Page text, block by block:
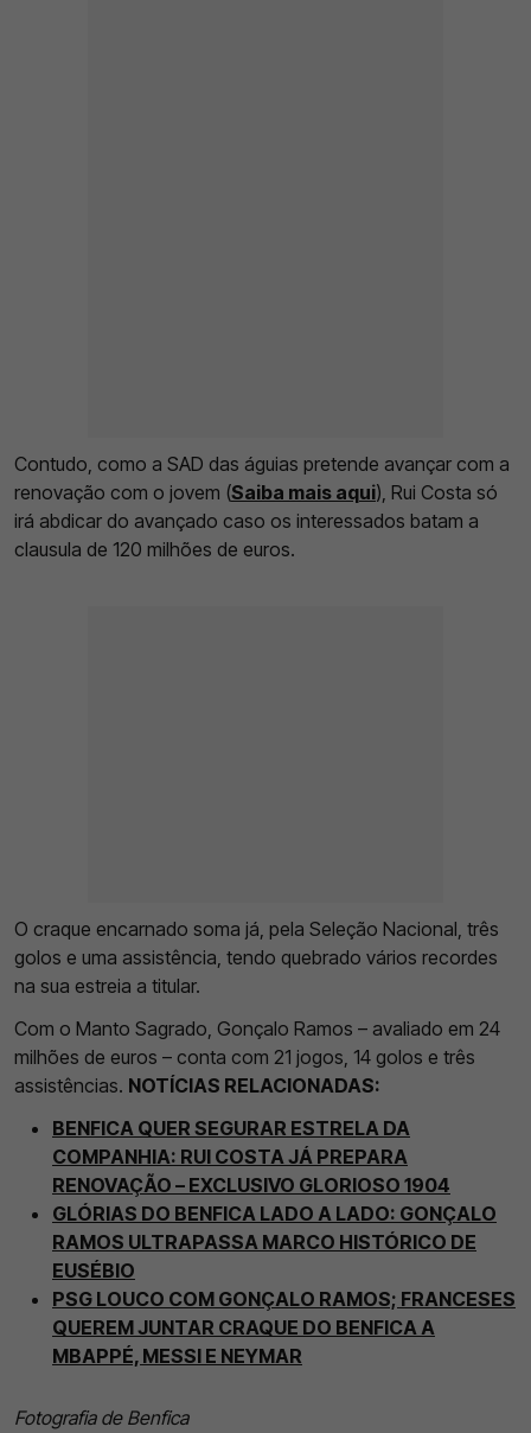
Contudo, como a SAD das águias pretende avançar com a
renovação com o jovem (Saiba mais aqui), Rui Costa só
irá abdicar do avançado caso os interessados batam a
clausula de 120 milhões de euros.
O craque encarnado soma já, pela Seleção Nacional, três
golos e uma assistência, tendo quebrado vários recordes
na sua estreia a titular.
Com o Manto Sagrado, Gonçalo Ramos – avaliado em 24
milhões de euros – conta com 21 jogos, 14 golos e três
assistências. NOTÍCIAS RELACIONADAS:
BENFICA QUER SEGURAR ESTRELA DA
COMPANHIA: RUI COSTA JÁ PREPARA
RENOVAÇÃO – EXCLUSIVO GLORIOSO 1904
GLÓRIAS DO BENFICA LADO A LADO: GONÇALO
RAMOS ULTRAPASSA MARCO HISTÓRICO DE
EUSÉBIO
PSG LOUCO COM GONÇALO RAMOS; FRANCESES
QUEREM JUNTAR CRAQUE DO BENFICA A
MBAPPÉ, MESSI E NEYMAR
Fotografia de Benfica